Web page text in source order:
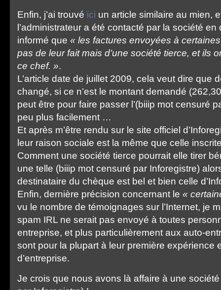
Enfin, j’ai trouvé ici un article similaire au mien,
l’administrateur a été contacté par la société
informé que « les factures envoyées à
pas de leur fait mais d’une société tierce, et ils
ce chef. ».
L’article date de juillet 2009, cela veut dire que
changé, si ce n’est le montant demandé
peut être pour faire passer l’(biiip mot censuré
peu plus facilement …
Et après m’être rendu sur le site officiel
leur raison sociale est la même que celle
Comment une société tierce pourrait elle tirer
une telle (biiip mot censuré par Inforegistre)
destinataire du chèque est bel et bien celle
Enfin, dernière précision concernant le «
vu le nombre de témoignages sur l’Internet, je
spam IRL ne serait pas envoyé à toutes
entreprise, et plus particulièrement aux auto-
sont pour la plupart à leur première expérience
d’entreprise.
Je crois que nous avons là affaire à une